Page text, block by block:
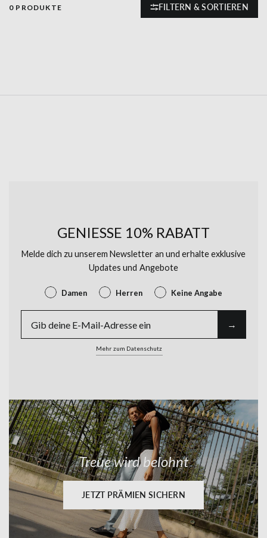
0 PRODUKTE FILTERN & SORTIEREN
GENIESSE 10% RABATT
Melde dich zu unserem Newsletter an und erhalte exklusive
Updates und Angebote
Gender Damen Herren Keine Angabe
→︎
Mehr zum Datenschutz
Treue wird belohnt
JETZT PRÄMIEN SICHERN
Werde Teil unsererWhatsApp-Community
und sichere dir 10%Rabatt!
Erfahre als Erste*r von Sales und exklusiven
Angeboten.